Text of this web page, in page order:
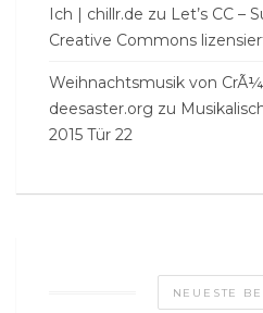
Ich | chillr.de zu Let’s CC –
Creative Commons
Weihnachtsmusik von
deesaster.org zu
2015 Tür 22
NEUESTE